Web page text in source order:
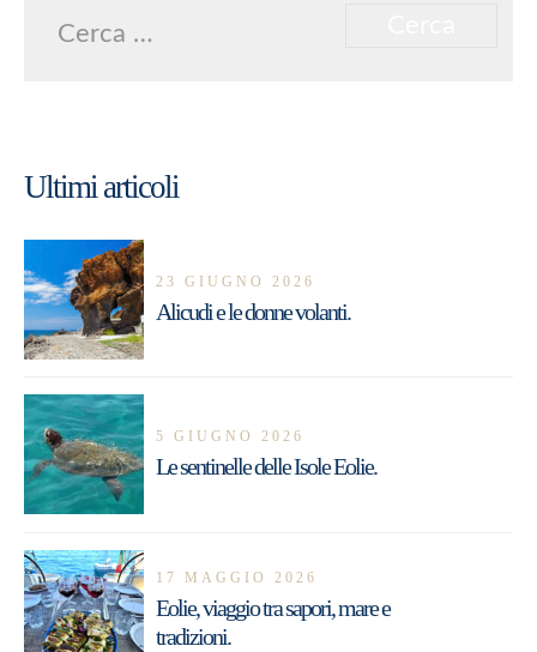
per:
Ultimi articoli
23 GIUGNO 2026
Alicudi e le donne volanti.
5 GIUGNO 2026
Le sentinelle delle Isole Eolie.
17 MAGGIO 2026
Eolie, viaggio tra sapori, mare e
tradizioni.